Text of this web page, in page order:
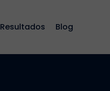
Resultados Blog